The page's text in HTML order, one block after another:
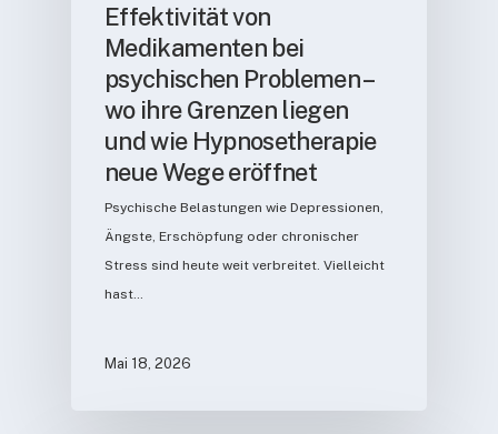
Effektivität von
Medikamenten bei
psychischen Problemen –
wo ihre Grenzen liegen
und wie Hypnosetherapie
neue Wege eröffnet
Psychische Belastungen wie Depressionen,
Ängste, Erschöpfung oder chronischer
Stress sind heute weit verbreitet. Vielleicht
hast…
Mai 18, 2026